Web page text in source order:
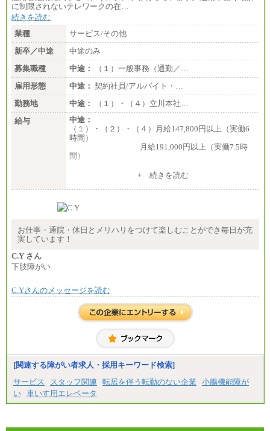
に制限されないテレワークの在…
続きを読む
業種
サービス/その他
新卒／中途
中途のみ
募集職種
中途：
（１）一般事務（通勤／…
雇用形態
中途： 契約社員/アルバイト・…
勤務地
中途：
（１）・（４）立川本社…
給与
中途：
（１）・（２）・（４）月給147,800円以上（実働6
時間）
月給191,000円以上（実働7.5時
間）
（３）月給191,000円以上（実働7.5時間）
（５）月給147,800円以上（実働6時間）
時給 1,226円（実働4.5時間）
間額換算額）
・退職金相当手当 37円
+ 続きを読む
お仕事・通院・休日とメリハリをつけて楽しむことができ毎日が充
実しています！
C.Y さん
下肢障がい
C.Yさんのメッセージを読む
[関連する障がい者求人・採用キーワード検索]
サービス
スタッフ関連 転居を伴う転勤のない企業
小腸機能障が
い 車いす用エレベータ